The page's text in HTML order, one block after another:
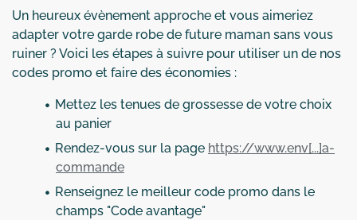
Un heureux évènement approche et vous aimeriez
adapter votre garde robe de future maman sans vous
ruiner ? Voici les étapes à suivre pour utiliser un de nos
codes promo et faire des économies :
Mettez les tenues de grossesse de votre choix
au panier
Rendez-vous sur la page https://www.env[...]a-
commande
Renseignez le meilleur code promo dans le
champs "Code avantage"